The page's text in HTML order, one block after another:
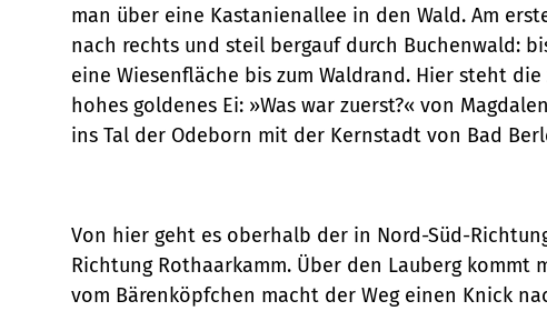
s
w
a
man über eine Kastanienallee in den Wald. Am
nach rechts und steil bergauf durch Buchenwald:
eine Wiesenfläche bis zum Waldrand. Hier steht
hohes goldenes Ei: »Was war zuerst?« von
ins Tal der Odeborn mit der Kernstadt von Bad
Von hier geht es oberhalb der in Nord-Süd-
Richtung Rothaarkamm. Über den Lauberg kommt
vom Bärenköpfchen macht der Weg einen Knick